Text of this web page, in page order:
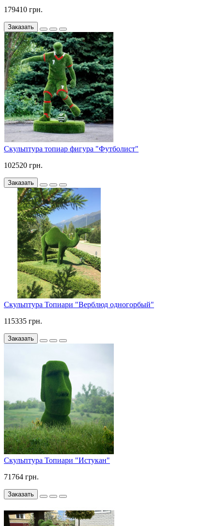
179410 грн.
Заказать
Скульптура топиар фигура "Футболист"
102520 грн.
Заказать
Скульптура Топиари "Верблюд одногорбый"
115335 грн.
Заказать
Скульптура Топиари "Истукан"
71764 грн.
Заказать